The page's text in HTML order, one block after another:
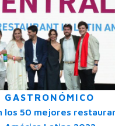
GASTRONÓMICO
los 50 mejores